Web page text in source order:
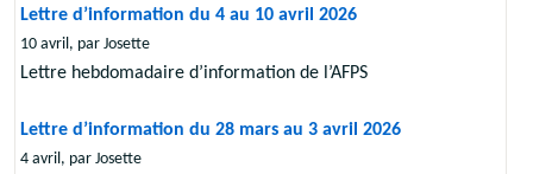
Lettre d’information du 4 au 10 avril 2026
10 avril, par Josette
Lettre hebdomadaire d’information de l’AFPS
Lettre d’information du 28 mars au 3 avril 2026
4 avril, par Josette